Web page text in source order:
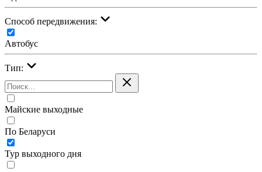
Cпособ передвижения:
Автобус
Тип:
Майские выходные
По Беларуси
Тур выходного дня